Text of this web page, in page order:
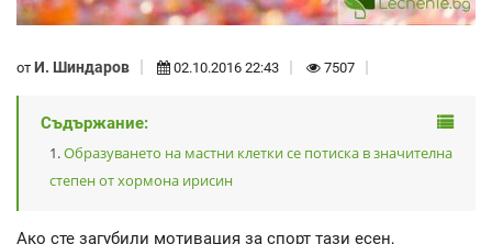
от И. Шиндаров 02.10.2016 22:43 7507
Съдържание:
Образуването на мастни клетки се потиска в значителна
степен от хормона ирисин
Ако сте загубили мотивация за спорт тази есен,